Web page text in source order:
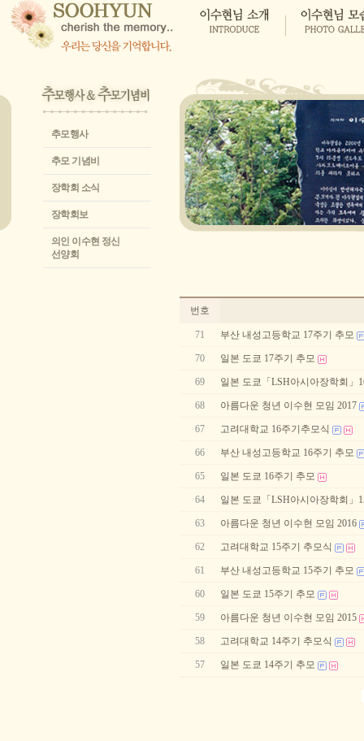
추모행사
추모 기념비
장학회 소식
장학회보
의인 이수현 정신
선양회
번호
71 부산 내성고등학교 17주기 추모
70 일본 도쿄 17주기 추모
69 일본 도쿄「LSH아시아장학회」
68 아름다운 청년 이수현 모임 2017
67 고려대학교 16주기추모식
66 부산 내성고등학교 16주기 추모
65 일본 도쿄 16주기 추모
64 일본 도쿄「LSH아시아장학회」
63 아름다운 청년 이수현 모임 2016
62 고려대학교 15주기 추모식
61 부산 내성고등학교 15주기 추모
60 일본 도쿄 15주기 추모
59 아름다운 청년 이수현 모임 2015
58 고려대학교 14주기 추모식
57 일본 도쿄 14주기 추모